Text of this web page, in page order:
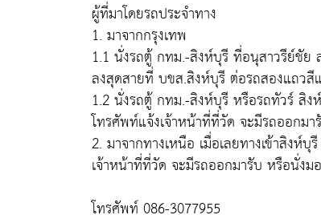
ผู้ที่มาโดยรถประจำทาง
1. มาจากกรุงเทพ
1.1 นั่งรถตู้ กทม.-สิงห์บุรี ที่อนุสาวรีย์ชั
ลงสุดสายที่ บขส.สิงห์บุรี ต่อรถสองแถวสี
1.2 นั่งรถตู้ กทม.-สิงห์บุรี หรือรถทัวร์ สิ
โทรศัพท์แจ้งเจ้าหน้าที่ที่วัด จะมีรถออกม
2. มาจากทางเหนือ เมื่อเลยทางเข้าสิง
เจ้าหน้าที่ที่วัด จะมีรถออกมารับ หรือนั่ง
โทรศัพท์ 086-3077955